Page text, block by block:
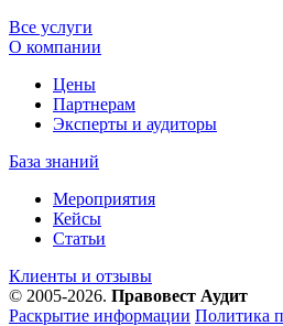
Все услуги
О компании
Цены
Партнерам
Эксперты и аудиторы
База знаний
Мероприятия
Кейсы
Статьи
Клиенты и отзывы
© 2005-2026. Правовест Аудит
Раскрытие информации Политика